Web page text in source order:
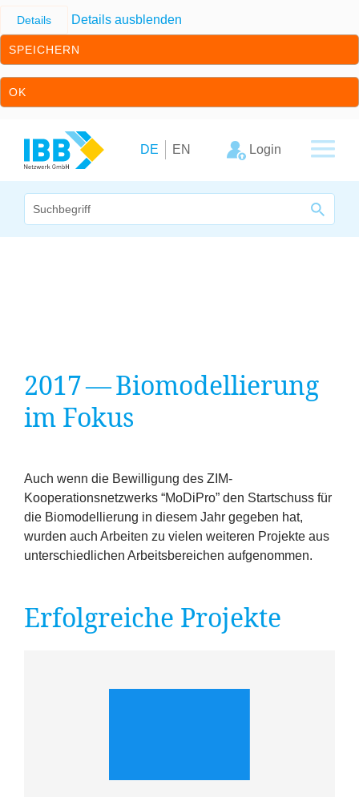
Details Details ausblenden
SPEICHERN
OK
DE EN Login
Arbeitskreise
Fördermöglichkeiten
Presse
2017— Biomodellierung
im Fokus
Auch wenn die Bewilligung des ZIM-
Kooperationsnetzwerks “MoDiPro” den Startschuss für
die Biomodellierung in diesem Jahr gegeben hat,
wurden auch Arbeiten zu vielen weiteren Projekte aus
unterschiedlichen Arbeitsbereichen aufgenommen.
Erfolgreiche Projekte